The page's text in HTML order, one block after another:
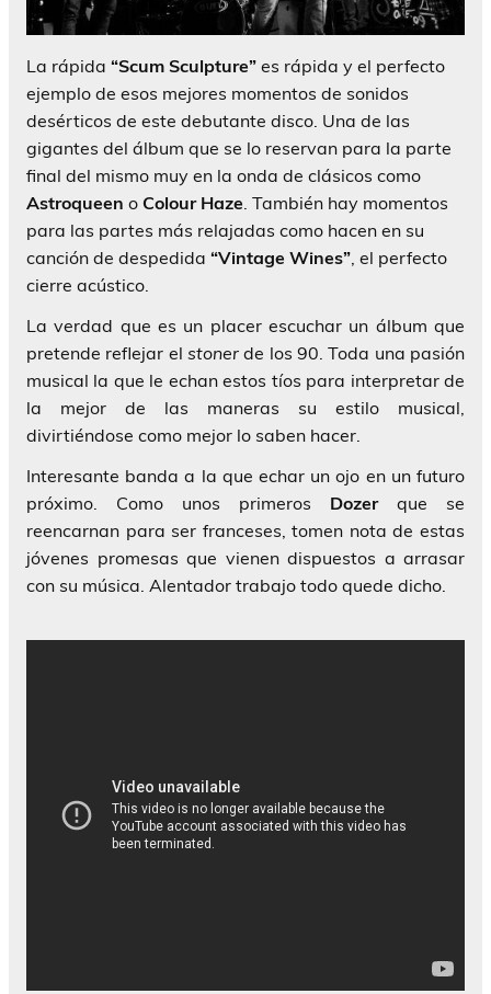
La rápida “Scum Sculpture” es rápida y el perfecto
ejemplo de esos mejores momentos de sonidos
desérticos de este debutante disco. Una de las
gigantes del álbum que se lo reservan para la parte
final del mismo muy en la onda de clásicos como
Astroqueen o Colour Haze. También hay momentos
para las partes más relajadas como hacen en su
canción de despedida “Vintage Wines”, el perfecto
cierre acústico.
La verdad que es un placer escuchar un álbum que
pretende reflejar el stoner de los 90. Toda una pasión
musical la que le echan estos tíos para interpretar de
la mejor de las maneras su estilo musical,
divirtiéndose como mejor lo saben hacer.
Interesante banda a la que echar un ojo en un futuro
próximo. Como unos primeros Dozerque se
reencarnan para ser franceses, tomen nota de estas
jóvenes promesas que vienen dispuestos a arrasar
con su música. Alentador trabajo todo quede dicho.